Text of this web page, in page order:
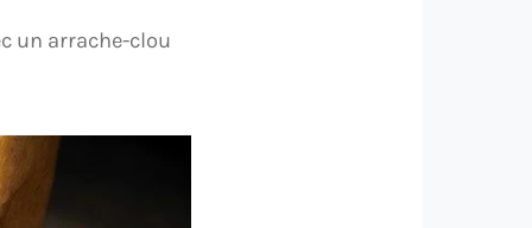
un arrache-clou